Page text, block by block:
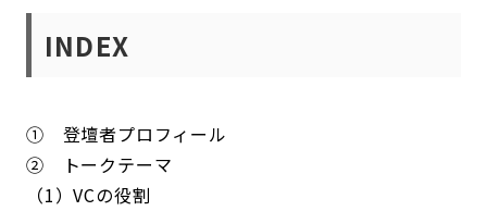
INDEX
① 登壇者プロフィール
② トークテーマ
（1）VCの役割